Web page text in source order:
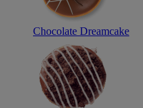
Chocolate Dreamcake